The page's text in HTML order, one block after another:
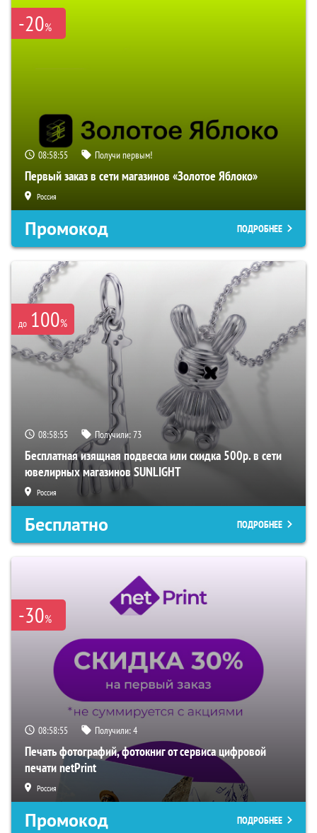
-20%
08:58:54 Получи первым!
Первый заказ в сети магазинов «Золотое Яблоко»
Россия
Промокод ПОДРОБНЕЕ
до 100%
08:58:54 Получили:73
Бесплатная изящная подвеска или скидка 500р. в сети
ювелирных магазинов SUNLIGHT
Россия
Бесплатно ПОДРОБНЕЕ
-30%
08:58:54 Получили:4
Печать фотографий, фотокниг от сервиса цифровой
печати netPrint
Россия
Промокод ПОДРОБНЕЕ